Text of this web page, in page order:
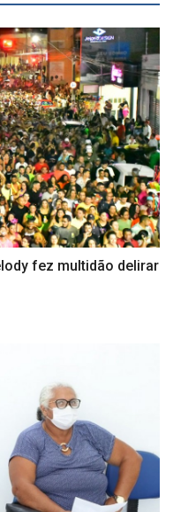
fez multidão delirar